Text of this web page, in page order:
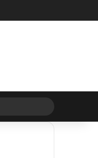
yap